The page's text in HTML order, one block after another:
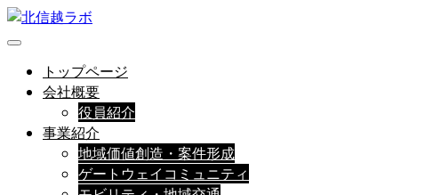
トップページ
会社概要
役員紹介
事業紹介
地域価値創造・案件形成
ゲートウェイコミュニティ